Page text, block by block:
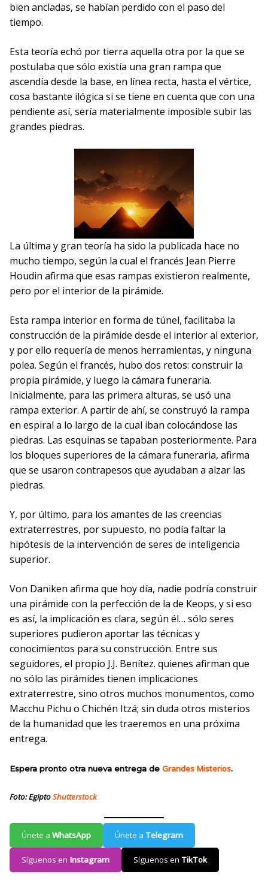
bien ancladas, se habían perdido con el paso del
tiempo.
Esta teoría echó por tierra aquella otra por la que se
postulaba que sólo existía una gran rampa que
ascendía desde la base, en línea recta, hasta el vértice,
cosa bastante ilógica si se tiene en cuenta que con una
pendiente así, sería materialmente imposible subir las
grandes piedras.
La última y gran teoría ha sido la publicada hace no
mucho tiempo, según la cual el francés Jean Pierre
Houdin afirma que esas rampas existieron realmente,
pero por el interior de la pirámide.
Esta rampa interior en forma de túnel, facilitaba la
construcción de la pirámide desde el interior al exterior,
y por ello requería de menos herramientas, y ninguna
polea. Según el francés, hubo dos retos: construir la
propia pirámide, y luego la cámara funeraria.
Inicialmente, para las primera alturas, se usó una
rampa exterior. A partir de ahí, se construyó la rampa
en espiral a lo largo de la cual iban colocándose las
piedras. Las esquinas se tapaban posteriormente. Para
los bloques superiores de la cámara funeraria, afirma
que se usaron contrapesos que ayudaban a alzar las
piedras.
Y, por último, para los amantes de las creencias
extraterrestres, por supuesto, no podía faltar la
hipótesis de la intervención de seres de inteligencia
superior.
Von Daniken afirma que hoy día, nadie podría construir
una pirámide con la perfección de la de Keops, y si eso
es así, la implicación es clara, según él… sólo seres
superiores pudieron aportar las técnicas y
conocimientos para su construcción. Entre sus
seguidores, el propio J.J. Benítez. quienes afirman que
no sólo las pirámides tienen implicaciones
extraterrestre, sino otros muchos monumentos, como
Macchu Pichu o Chichén Itzá; sin duda otros misterios
de la humanidad que les traeremos en una próxima
entrega.
Espera pronto otra nueva entrega de Grandes Misterios.
Foto: EgiptoShutterstock
Únete a WhatsApp Únete a Telegram
Síguenos en Instagram Síguenos en TikTok